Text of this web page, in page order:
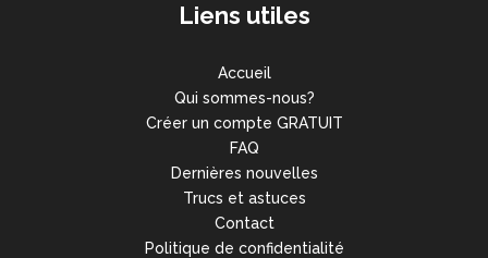
Liens utiles
Accueil
Qui sommes-nous?
Créer un compte GRATUIT
FAQ
Dernières nouvelles
Trucs et astuces
Contact
Politique de confidentialité